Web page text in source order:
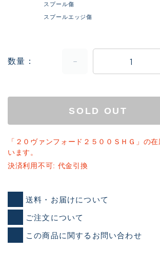
スプール傷
スプールエッジ傷
数量
SOLD OUT
「２０ヴァンフォード２５００ＳＨＧ」の
います。
決済利用不可: 代金引換
送料・お届けについて
ご注文について
この商品に関するお問い合わせ